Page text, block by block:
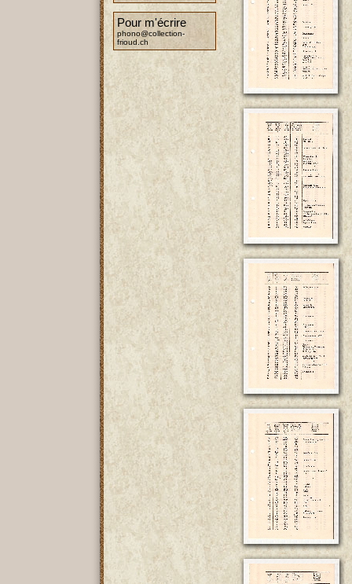
Pour m'écrire
phono@collection-
frioud.ch